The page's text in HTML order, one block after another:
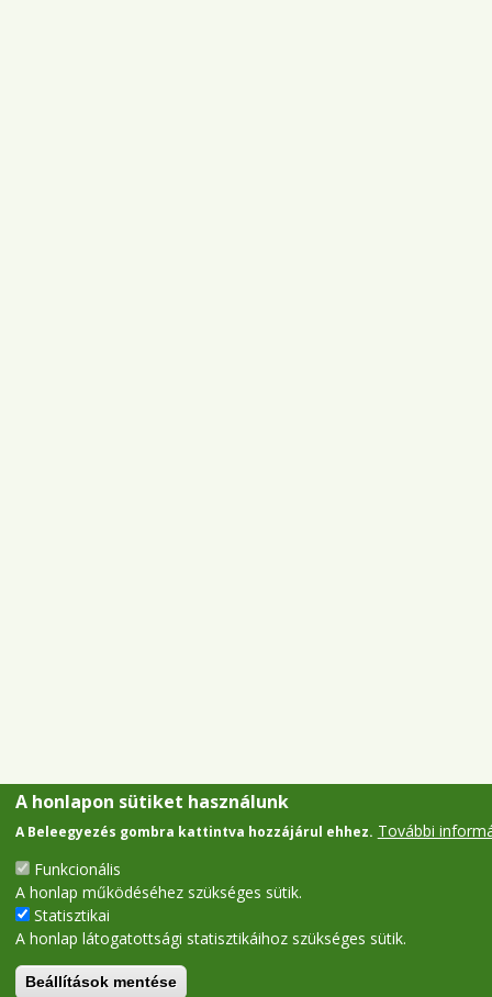
A honlapon sütiket használunk
A Beleegyezés gombra kattintva hozzájárul ehhez. További
Funkcionális
A honlap működéséhez szükséges sütik.
Statisztikai
A honlap látogatottsági statisztikáihoz szükséges sütik.
Beállítások mentése